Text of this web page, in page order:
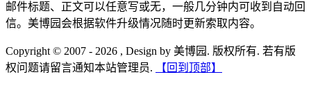
邮件标题、正文可以任意写或无，一般几分钟内可收到自动回
信。美博园会根据软件升级情况随时更新索取内容。
Copyright © 2007 - 2026 , Design by 美博园. 版权所有. 若有版
权问题请留言通知本站管理员.
【回到顶部】